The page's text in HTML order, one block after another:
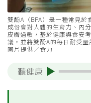
雙酚A（BPA）是一種常見
成份會對人體的生育力、內
皮膚過敏，基於健康與食安
議，並將雙酚A的每日耐受量
圖片提供／食力
聽健康